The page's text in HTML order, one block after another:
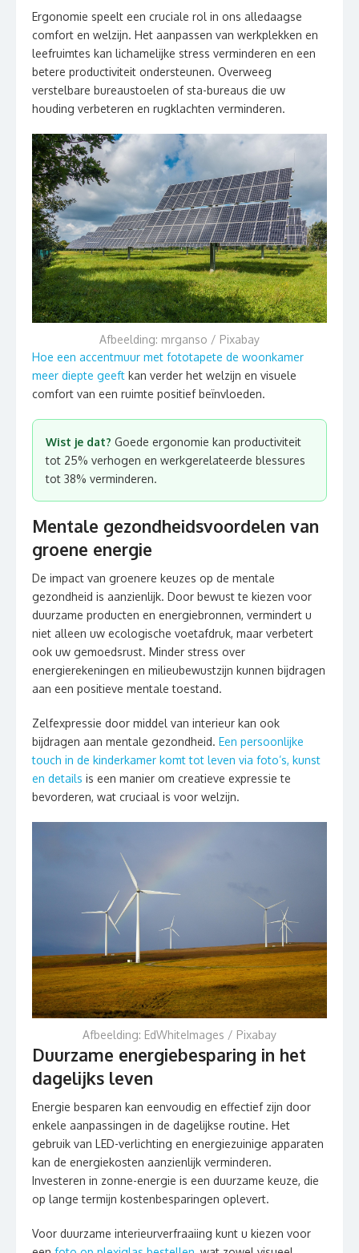
Ergonomie speelt een cruciale rol in ons alledaagse
comfort en welzijn. Het aanpassen van werkplekken en
leefruimtes kan lichamelijke stress verminderen en een
betere productiviteit ondersteunen. Overweeg
verstelbare bureaustoelen of sta-bureaus die uw
houding verbeteren en rugklachten verminderen.
Afbeelding: mrganso / Pixabay
Hoe een accentmuur met fototapete de woonkamer
meer diepte geeft kan verder het welzijn en visuele
comfort van een ruimte positief beïnvloeden.
Wist je dat? Goede ergonomie kan productiviteit
tot 25% verhogen en werkgerelateerde blessures
tot 38% verminderen.
Mentale gezondheidsvoordelen van
groene energie
De impact van groenere keuzes op de mentale
gezondheid is aanzienlijk. Door bewust te kiezen voor
duurzame producten en energiebronnen, vermindert u
niet alleen uw ecologische voetafdruk, maar verbetert
ook uw gemoedsrust. Minder stress over
energierekeningen en milieubewustzijn kunnen bijdragen
aan een positieve mentale toestand.
Zelfexpressie door middel van interieur kan ook
bijdragen aan mentale gezondheid. Een persoonlijke
touch in de kinderkamer komt tot leven via foto’s, kunst
en details is een manier om creatieve expressie te
bevorderen, wat cruciaal is voor welzijn.
Afbeelding: EdWhiteImages / Pixabay
Duurzame energiebesparing in het
dagelijks leven
Energie besparen kan eenvoudig en effectief zijn door
enkele aanpassingen in de dagelijkse routine. Het
gebruik van LED-verlichting en energiezuinige apparaten
kan de energiekosten aanzienlijk verminderen.
Investeren in zonne-energie is een duurzame keuze, die
op lange termijn kostenbesparingen oplevert.
Voor duurzame interieurverfraaiing kunt u kiezen voor